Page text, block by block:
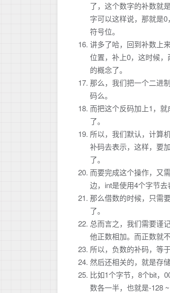
了，这个数字的补数就
字可以这样说，那就是
符号位。
讲多了哈，回到补数上
位置，补上0，这时候
的概念了。
那么，我们把一个二进
码么。
而把这个反码加上1，
了。
所以，我们默认，计算
补码去表示，这样，要
了。
而要完成这个操作，又
边，int是使用4个字节去
那么借数的时候，只需
了。
总而言之，我们需要谨
他正数相加。而正数就
所以，负数的补码，等
然后还相关的，就是存储
比如1个字节，8个bit，
数各一半，也就是-128